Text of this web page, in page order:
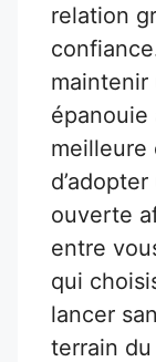
relation
épanouie
meilleure
ouverte
entre
qui
lancer
terrain